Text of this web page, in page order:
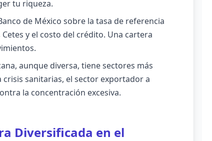
tu riqueza.
de México sobre la tasa de referencia
y el costo del crédito. Una cartera
aunque diversa, tiene sectores más
sanitarias, el sector exportador a
la concentración excesiva.
Diversificada en el